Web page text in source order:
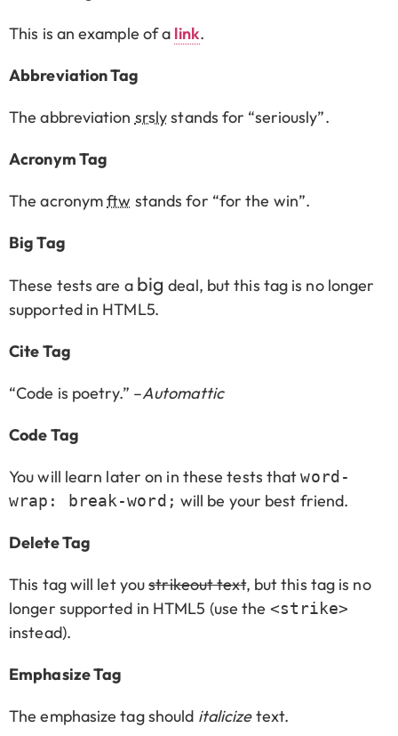
This is an example of a link.
Abbreviation Tag
The abbreviation srslystands for “seriously”.
Acronym Tag
The acronymftw stands for “for the win”.
Big Tag
These tests are a big deal, but this tag is no longer
supported in HTML5.
Cite Tag
“Code is poetry.” –Automattic
Code Tag
You will learn later on in these tests thatword-
wrap: break-word; will be your best friend.
Delete Tag
This tag will let youstrikeout text, but this tag is no
longer supported in HTML5 (use the <strike>
instead).
Emphasize Tag
The emphasize tag should italicizetext.